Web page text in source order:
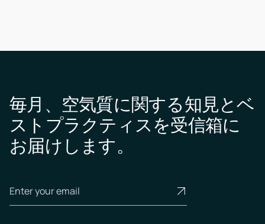
毎月、空気質に関する知見とベ
ストプラクティスを受信箱に
お届けします。